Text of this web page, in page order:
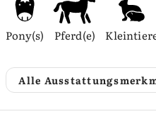
Pony(s) Pferd(e)
Alle